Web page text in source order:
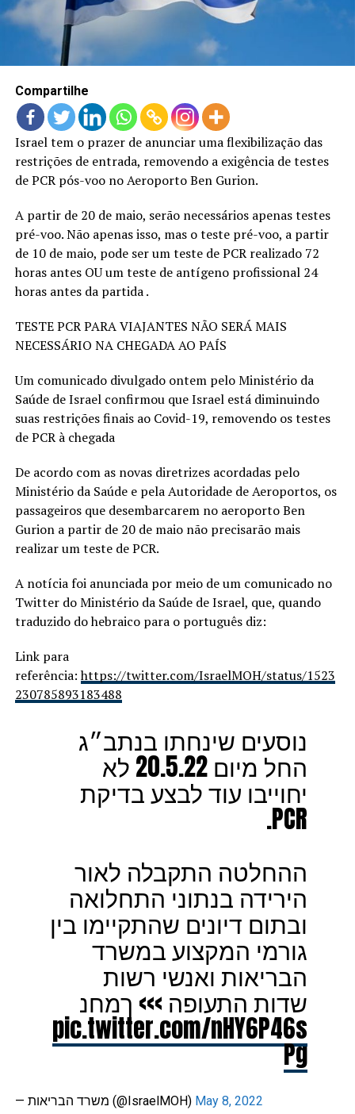
LANÇAMENTOS
Compartilhe
Israel tem o prazer de anunciar uma flexibilização das
restrições de entrada, removendo a exigência de testes
de PCR pós-voo no Aeroporto Ben Gurion.
A partir de 20 de maio, serão necessários apenas testes
pré-voo. Não apenas isso, mas o teste pré-voo, a partir
de 10 de maio, pode ser um teste de PCR realizado 72
horas antes OU um teste de antígeno profissional 24
horas antes da partida .
TESTE PCR PARA VIAJANTES NÃO SERÁ MAIS
NECESSÁRIO NA CHEGADA AO PAÍS
Um comunicado divulgado ontem pelo Ministério da
Saúde de Israel confirmou que Israel está diminuindo
suas restrições finais ao Covid-19, removendo os testes
de PCR à chegada
De acordo com as novas diretrizes acordadas pelo
Ministério da Saúde e pela Autoridade de Aeroportos, os
passageiros que desembarcarem no aeroporto Ben
Gurion a partir de 20 de maio não precisarão mais
realizar um teste de PCR.
A notícia foi anunciada por meio de um comunicado no
Twitter do Ministério da Saúde de Israel, que, quando
traduzido do hebraico para o português diz:
Link para
referência:https://twitter.com/IsraelMOH/status/1523
230785893183488
נוסעים שינחתו בנתב״ג
החל מיום 20.5.22 לא
יחוייבו עוד לבצע בדיקת
PCR.
ההחלטה התקבלה לאור
הירידה בנתוני התחלואה
ובתום דיונים שהתקיימו בין
גורמי המקצוע במשרד
הבריאות ואנשי רשות
שדות התעופה >>> ךמחנ
pic.twitter.com/nHY6P46s
Pg
— משרד הבריאות (@IsraelMOH) May 8, 2022